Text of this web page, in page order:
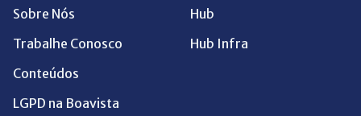
Sobre Nós
Trabalhe Conosco
Conteúdos
LGPD na Boavista
Hub
Hub Infra